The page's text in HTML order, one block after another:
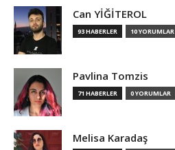
Can YİĞİTEROL
93 HABERLER 10 YORUMLAR
Pavlina Tomzis
71 HABERLER 0 YORUMLAR
Melisa Karadaş